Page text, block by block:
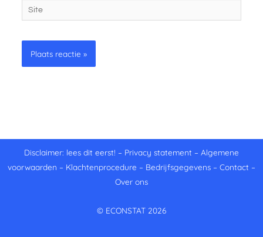
Site
Disclaimer: lees dit eerst! – Privacy statement – Algemene
voorwaarden – Klachtenprocedure – Bedrijfsgegevens – Contact –
Over ons
© ECONSTAT 2026